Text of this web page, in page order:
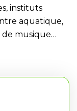
instituts
aquatique,
de musique…